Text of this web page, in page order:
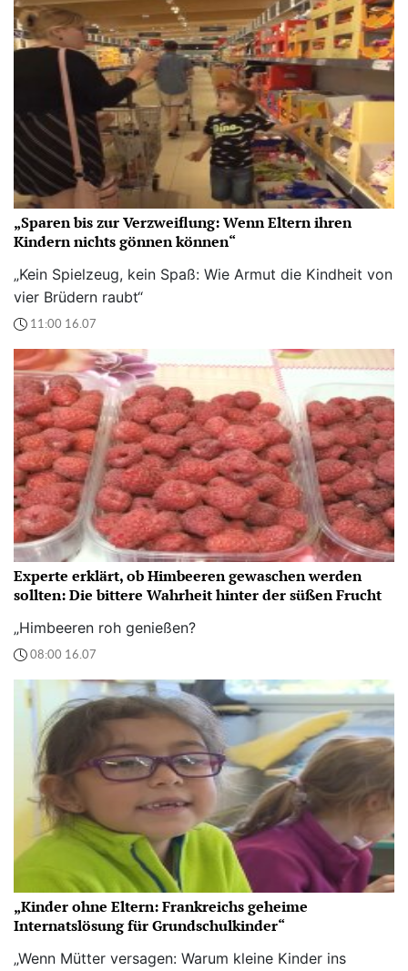
„Sparen bis zur Verzweiflung: Wenn Eltern ihren
Kindern nichts gönnen können“
„Kein Spielzeug, kein Spaß: Wie Armut die Kindheit von
vier Brüdern raubt“
11:00 16.07
Experte erklärt, ob Himbeeren gewaschen werden
sollten: Die bittere Wahrheit hinter der süßen Frucht
„Himbeeren roh genießen?
08:00 16.07
„Kinder ohne Eltern: Frankreichs geheime
Internatslösung für Grundschulkinder“
„Wenn Mütter versagen: Warum kleine Kinder ins